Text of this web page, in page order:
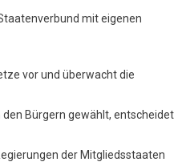
mit eigenen
vor und überwacht die
den Bürgern gewählt, entscheidet
der Mitgliedsstaaten